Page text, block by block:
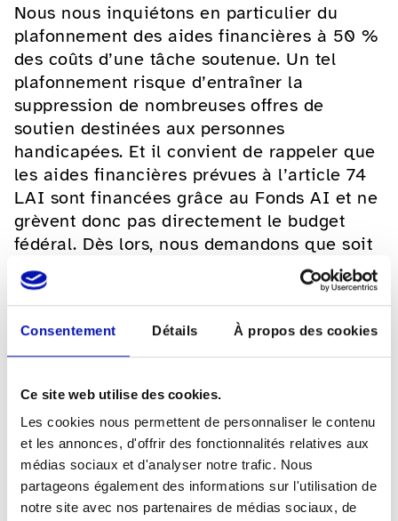
Consentement Détails À propos des cookies
Ce site web utilise des cookies.
Les cookies nous permettent de personnaliser le contenu
et les annonces, d'offrir des fonctionnalités relatives aux
médias sociaux et d'analyser notre trafic. Nous
partageons également des informations sur l'utilisation de
notre site avec nos partenaires de médias sociaux, de
Nous nous inquiétons en particulier du
plafonnement des aides financières à 50 %
des coûts d’une tâche soutenue. Un tel
plafonnement risque d’entraîner la
suppression de nombreuses offres de
soutien destinées aux personnes
handicapées. Et il convient de rappeler que
les aides financières prévues à l’article 74
LAI sont financées grâce au Fonds AI et ne
grèvent donc pas directement le budget
fédéral. Dès lors, nous demandons que soit
précisé dans la loi sur les subventions que
les aides financées au moyen du Fonds AI
font exception.
En point de mire: la
formation professionnelle
et continue, les hautes
écoles, la presse et les
transports publics